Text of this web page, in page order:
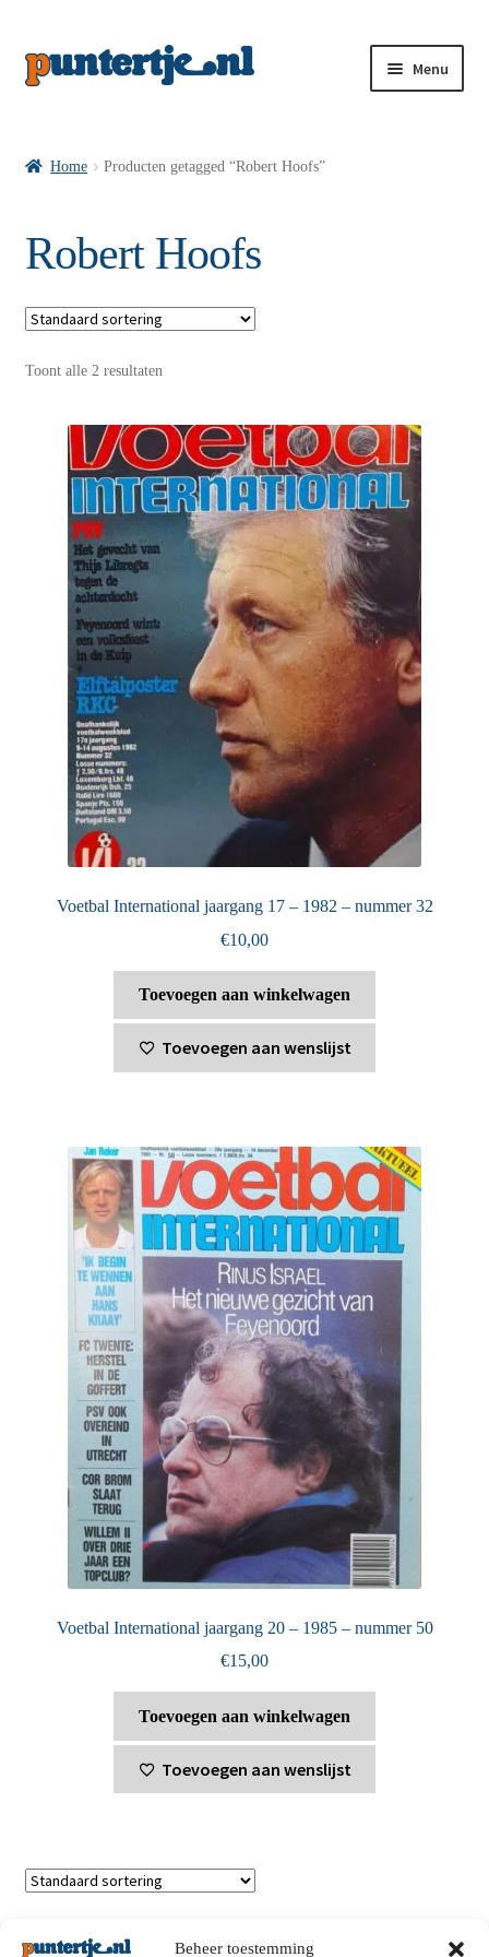
Beheer toestemming
Menu
VI’s met Posters
Wie is puntertje
Puntertjes
Contact
Home Producten getagged “Robert Hoofs”
Robert Hoofs
Toont alle 2 resultaten
Voetbal International jaargang 17 – 1982 – nummer 32
€10,00
Toevoegen aan winkelwagen
Toevoegen aan wenslijst
Voetbal International jaargang 20 – 1985 – nummer 50
€15,00
Toevoegen aan winkelwagen
Toevoegen aan wenslijst